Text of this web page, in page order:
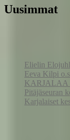
Uusimmat
Elielin
Eeva Kilpi
KARJALAA
Pitäjäseuran
Karjalaiset